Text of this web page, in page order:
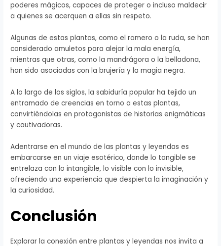
poderes mágicos, capaces de proteger o incluso maldecir
a quienes se acerquen a ellas sin respeto.
Algunas de estas plantas, como el romero o la ruda, se han
considerado amuletos para alejar la mala energía,
mientras que otras, como la mandrágora o la belladona,
han sido asociadas con la brujería y la magia negra.
A lo largo de los siglos, la sabiduría popular ha tejido un
entramado de creencias en torno a estas plantas,
convirtiéndolas en protagonistas de historias enigmáticas
y cautivadoras.
Adentrarse en el mundo de las plantas y leyendas es
embarcarse en un viaje esotérico, donde lo tangible se
entrelaza con lo intangible, lo visible con lo invisible,
ofreciendo una experiencia que despierta la imaginación y
la curiosidad.
Conclusión
Explorar la conexión entre plantas y leyendas nos invita a